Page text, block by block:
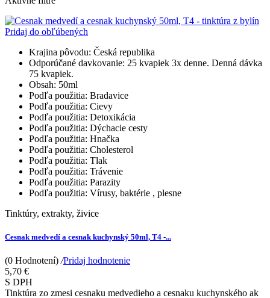
Pridaj do obľúbených
Krajina pôvodu: Česká republika
Odporúčané davkovanie: 25 kvapiek 3x denne. Denná dávka
75 kvapiek.
Obsah: 50ml
Podľa použitia: Bradavice
Podľa použitia: Cievy
Podľa použitia: Detoxikácia
Podľa použitia: Dýchacie cesty
Podľa použitia: Hnačka
Podľa použitia: Cholesterol
Podľa použitia: Tlak
Podľa použitia: Trávenie
Podľa použitia: Parazity
Podľa použitia: Vírusy, baktérie , plesne
Tinktúry, extrakty, živice
Cesnak medvedí a cesnak kuchynský 50ml, T4 -...
(0 Hodnotení) /Pridaj hodnotenie
5,70 €
S DPH
Tinktúra zo zmesi cesnaku medvedieho a cesnaku kuchynského ak